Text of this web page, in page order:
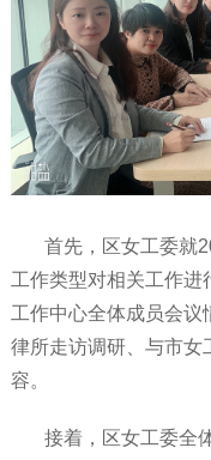
首先，区女工委就
工作类型对相关工作进
工作中心全体成员会议
律所走访调研、与市女
容。
接着，区女工委全